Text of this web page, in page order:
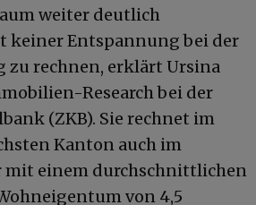
weiter deutlich
keiner Entspannung bei der
zu rechnen, erklärt Ursina
Research bei der
(ZKB). Sie rechnet im
Kanton auch im
mit einem durchschnittlichen
von 4,5